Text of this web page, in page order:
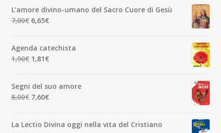
originale
era:
7,00€.
attuale
è:
L’amore divino-umano del Sacro Cuore di Gesù
7,00€ Il
era:
7,00€.
6,65€Il
è:
6,65€.
Agenda catechista
1,90€ Il
era:
1,90€.
1,81€Il
è:
1,81€.
Segni del suo amore
8,00€ Il
era:
7,60€Il
è:
La Lectio Divina oggi nella vita del Cristiano